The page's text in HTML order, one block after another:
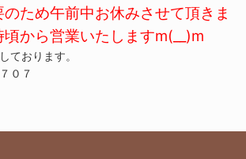
のため午前中お休みさせて頂きま
から営業いたしますm(__)m
ております。
０７